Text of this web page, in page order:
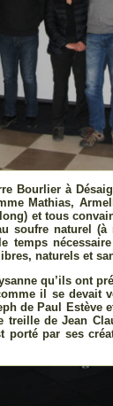
Bourlier à
Mathias,
et tous
soufre naturel
temps
naturels et
qu’ils ont
il se devait
de Paul Estève
de Jean
par ses